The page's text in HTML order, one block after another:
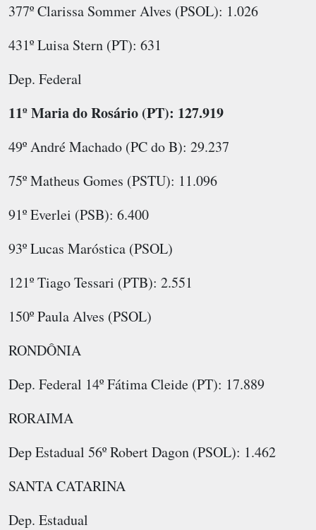
377º Clarissa Sommer Alves (PSOL): 1.026
431º Luisa Stern (PT): 631
Dep. Federal
11º Maria do Rosário (PT): 127.919
49º André Machado (PC do B): 29.237
75º Matheus Gomes (PSTU): 11.096
91º Everlei (PSB): 6.400
93º Lucas Maróstica (PSOL)
121º Tiago Tessari (PTB): 2.551
150º Paula Alves (PSOL)
RONDÔNIA
Dep. Federal 14º Fátima Cleide (PT): 17.889
RORAIMA
Dep Estadual 56º Robert Dagon (PSOL): 1.462
SANTA CATARINA
Dep. Estadual